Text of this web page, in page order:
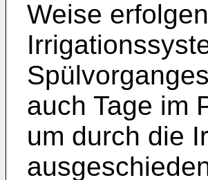
Weise
auch Tage im
um durch die